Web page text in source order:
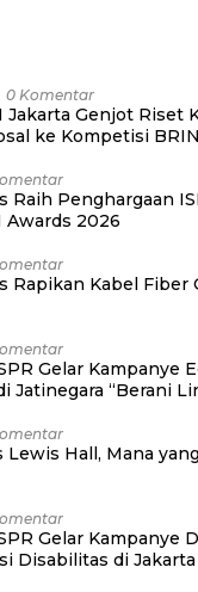
0 Komentar
Jakarta Genjot Riset
ke Kompetisi
Raih Penghargaan
Awards 2026
Rapikan Kabel Fiber
Gelar Kampanye
Jatinegara “Berani
Lewis Hall, Mana
Gelar Kampanye
Disabilitas di Jakarta